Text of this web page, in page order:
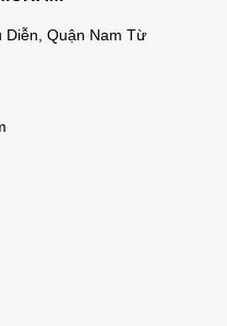
Diễn, Quận Nam Từ